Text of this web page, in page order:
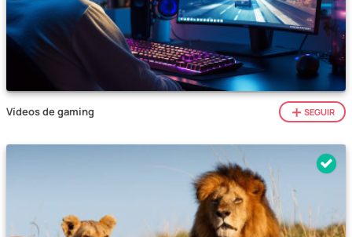
Vídeos de gaming SEGUIR